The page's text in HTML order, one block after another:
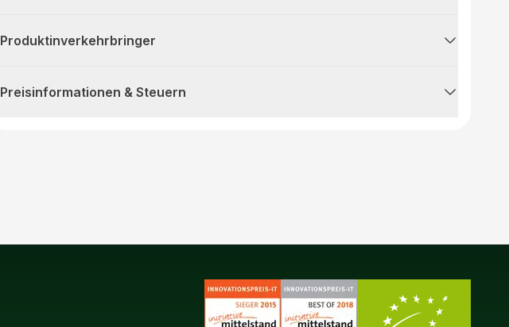
Produktinverkehrbringer
Preisinformationen & Steuern